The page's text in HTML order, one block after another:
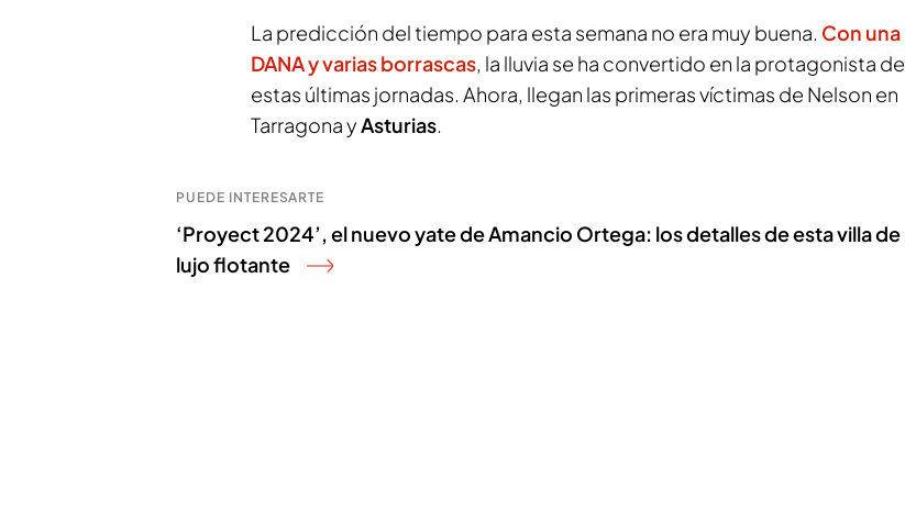
La predicción del tiempo para esta semana no era muy buena. Con una
DANA y varias borrascas, la lluvia se ha convertido en la protagonista de
estas últimas jornadas. Ahora, llegan las primeras víctimas de Nelson en
Tarragona yAsturias.
PUEDE INTERESARTE
‘Proyect 2024’, el nuevo yate de Amancio Ortega: los detalles de esta villa de
lujo flotante